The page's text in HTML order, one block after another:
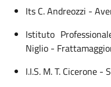
Its C. Andreozzi -
Istituto
Niglio -
I.I.S. M. T. Cicerone -